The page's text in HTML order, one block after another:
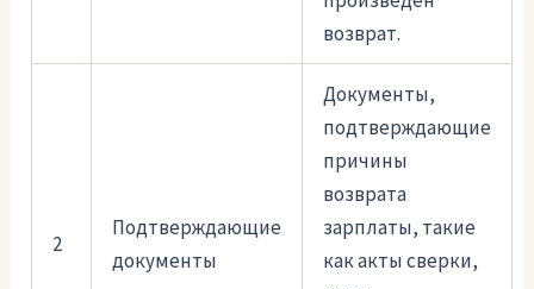
возврат.
2
Подтверждающие
документы
Документы,
подтверждающие
причины
возврата
зарплаты, такие
как акты сверки,